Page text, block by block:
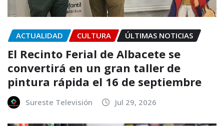
ACTUALIDAD CULTURA ÚLTIMAS NOTICIAS
El Recinto Ferial de Albacete se
convertirá en un gran taller de
pintura rápida el 16 de septiembre
Sureste Televisión Jul 29, 2026